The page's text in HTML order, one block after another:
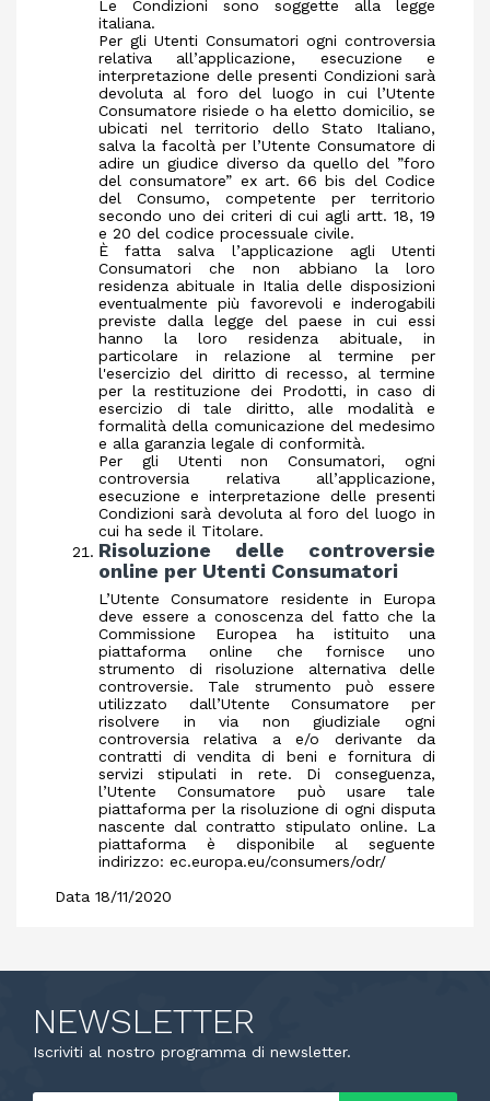
Le Condizioni sono soggette alla legge
italiana.
Per gli Utenti Consumatori ogni controversia
relativa all’applicazione, esecuzione e
interpretazione delle presenti Condizioni sarà
devoluta al foro del luogo in cui l’Utente
Consumatore risiede o ha eletto domicilio, se
ubicati nel territorio dello Stato Italiano,
salva la facoltà per l’Utente Consumatore di
adire un giudice diverso da quello del ”foro
del consumatore” ex art. 66 bis del Codice
del Consumo, competente per territorio
secondo uno dei criteri di cui agli artt. 18, 19
e 20 del codice processuale civile.
È fatta salva l’applicazione agli Utenti
Consumatori che non abbiano la loro
residenza abituale in Italia delle disposizioni
eventualmente più favorevoli e inderogabili
previste dalla legge del paese in cui essi
hanno la loro residenza abituale, in
particolare in relazione al termine per
l'esercizio del diritto di recesso, al termine
per la restituzione dei Prodotti, in caso di
esercizio di tale diritto, alle modalità e
formalità della comunicazione del medesimo
e alla garanzia legale di conformità.
Per gli Utenti non Consumatori, ogni
controversia relativa all’applicazione,
esecuzione e interpretazione delle presenti
Condizioni sarà devoluta al foro del luogo in
cui ha sede il Titolare.
Risoluzione delle controversie
online per Utenti Consumatori
L’Utente Consumatore residente in Europa
deve essere a conoscenza del fatto che la
Commissione Europea ha istituito una
piattaforma online che fornisce uno
strumento di risoluzione alternativa delle
controversie. Tale strumento può essere
utilizzato dall’Utente Consumatore per
risolvere in via non giudiziale ogni
controversia relativa a e/o derivante da
contratti di vendita di beni e fornitura di
servizi stipulati in rete. Di conseguenza,
l’Utente Consumatore può usare tale
piattaforma per la risoluzione di ogni disputa
nascente dal contratto stipulato online. La
piattaforma è disponibile al seguente
indirizzo: ec.europa.eu/consumers/odr/
Data 18/11/2020
NEWSLETTER
Iscriviti al nostro programma di newsletter.